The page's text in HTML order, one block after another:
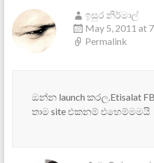
ඉසුර නිර්මාල්
May 5, 2011 at
Permalink
ඔන්න launch කරල.Etisalat
තාම site එකනම් එහෙම්මමයි